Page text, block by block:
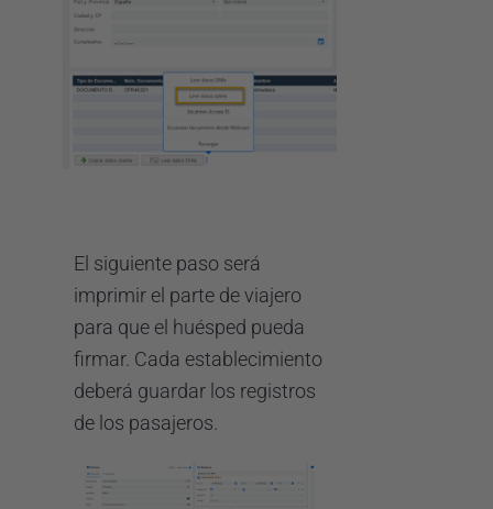
El siguiente paso será
imprimir el parte de viajero
para que el huésped pueda
firmar. Cada establecimiento
deberá guardar los registros
de los pasajeros.